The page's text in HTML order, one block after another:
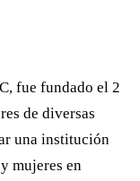
fue fundado el 2
de diversas
una institución
mujeres en